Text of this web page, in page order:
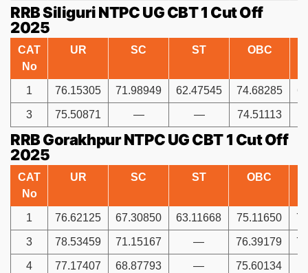
RRB Siliguri NTPC UG CBT 1 Cut Off
2025
CAT
No
UR SC ST OBC
1 76.15305 71.98949 62.47545 74.68285
3 75.50871 — — 74.51113
RRB Gorakhpur NTPC UG CBT 1 Cut Off
2025
CAT
No
UR SC ST OBC
1 76.62125 67.30850 63.11668 75.11650
3 78.53459 71.15167 — 76.39179
4 77.17407 68.87793 — 75.60134